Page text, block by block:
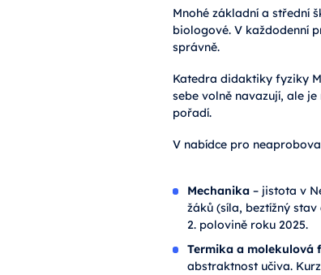
Mnohé základní a střední
biologové. V každodenní
správně.
Katedra didaktiky fyziky
sebe volně navazují, ale
pořadí.
V nabídce pro
Mechanika – jistota v
žáků (síla, beztížný
2. polovině roku 2025.
Termika a molekulová
abstraktnost učiva.